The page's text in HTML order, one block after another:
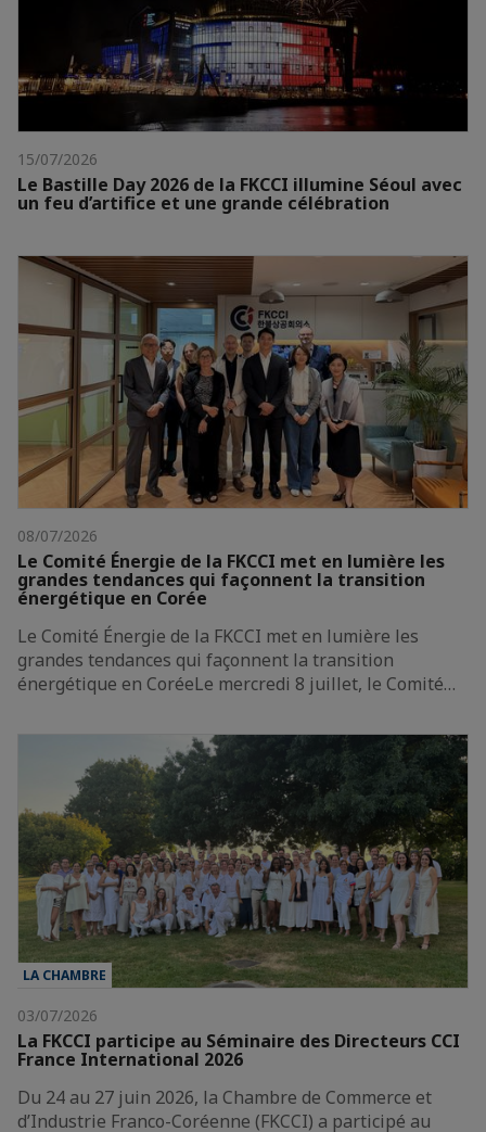
15/07/2026
Le Bastille Day 2026 de la FKCCI illumine Séoul avec
un feu d’artifice et une grande célébration
08/07/2026
Le Comité Énergie de la FKCCI met en lumière les
grandes tendances qui façonnent la transition
énergétique en Corée
Le Comité Énergie de la FKCCI met en lumière les
grandes tendances qui façonnent la transition
énergétique en CoréeLe mercredi 8 juillet, le Comité…
LA CHAMBRE
03/07/2026
La FKCCI participe au Séminaire des Directeurs CCI
France International 2026
Du 24 au 27 juin 2026, la Chambre de Commerce et
d’Industrie Franco-Coréenne (FKCCI) a participé au